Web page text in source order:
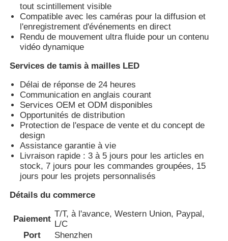
tout scintillement visible
Compatible avec les caméras pour la diffusion et
l'enregistrement d'événements en direct
Rendu de mouvement ultra fluide pour un contenu
vidéo dynamique
Services de tamis à mailles LED
Délai de réponse de 24 heures
Communication en anglais courant
Services OEM et ODM disponibles
Opportunités de distribution
Protection de l'espace de vente et du concept de
design
Assistance garantie à vie
Livraison rapide : 3 à 5 jours pour les articles en
stock, 7 jours pour les commandes groupées, 15
jours pour les projets personnalisés
Détails du commerce
Paiement
T/T, à l'avance, Western Union, Paypal,
L/C
Port
Shenzhen